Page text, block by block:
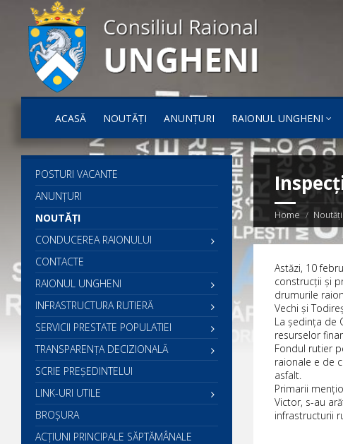
ACASĂ NOUTĂȚI ANUNȚURI RAIONUL UNGHENI
Home Noutăți
Astăzi, 10
construcții și
drumurile
Vechi și
La ședința de
resurselor
Fondul rutier
raionale e de
asfalt.
Primarii
Victor, s-au
infrastructurii
POSTURI VACANTE
ANUNȚURI
NOUTĂȚI
CONDUCEREA RAIONULUI
CONTACTE
RAIONUL UNGHENI
INFRASTRUCTURA RUTIERĂ
SERVICII PRESTATE POPULATIEI
TRANSPARENȚA DECIZIONALĂ
SCRIE PREŞEDINTELUI
LINK-URI UTILE
BROȘURA
ACŢIUNI PRINCIPALE SĂPTĂMÂNALE